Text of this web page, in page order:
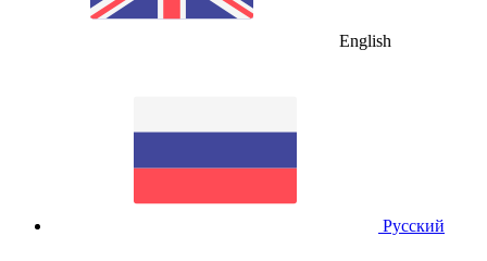
English
Русский